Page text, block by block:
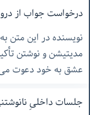
درخواست جواب از
نویسنده در این متن
مدیتیشن و نوشتن
عشق به خود دعوت
جلسات داخلیِ